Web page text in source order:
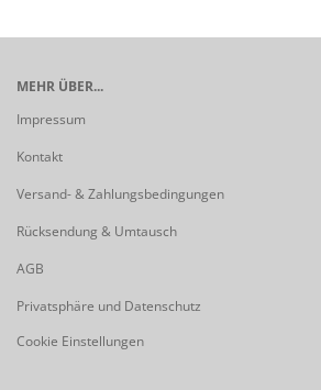
MEHR ÜBER...
Impressum
Kontakt
Versand- & Zahlungsbedingungen
Rücksendung & Umtausch
AGB
Privatsphäre und Datenschutz
Cookie Einstellungen